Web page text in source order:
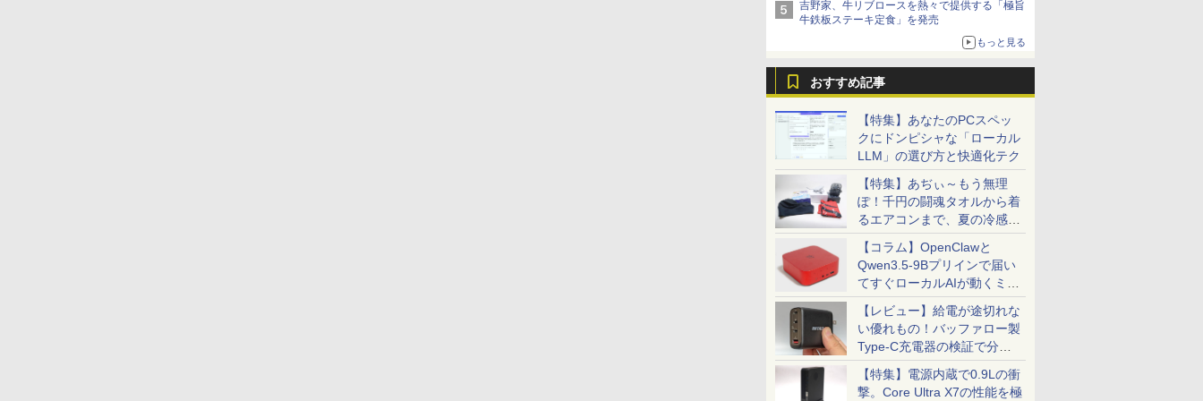
吉野家、牛リブロースを熱々で提供する「極旨
牛鉄板ステーキ定食」を発売
もっと見る
おすすめ記事
【特集】あなたのPCスペッ
クにドンピシャな「ローカル
LLM」の選び方と快適化テク
【特集】あぢぃ～もう無理
ぽ！千円の闘魂タオルから着
るエアコンまで、夏の冷感グ
ッズ一挙紹介
【コラム】OpenClawと
Qwen3.5-9Bプリインで届い
てすぐローカルAIが動くミニ
PC「SER9 Pro」
【レビュー】給電が途切れな
い優れもの！バッファロー製
Type-C充電器の検証で分か
ったこと
【特集】電源内蔵で0.9Lの衝
撃。Core Ultra X7の性能を極